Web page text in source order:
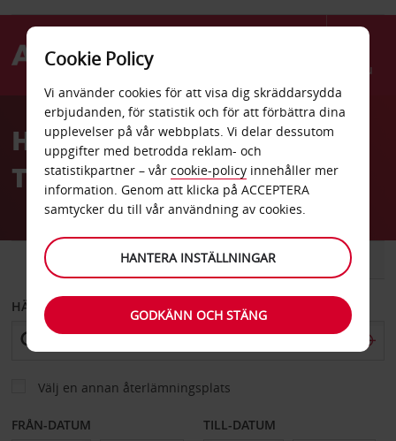
Menu
AvisHyrbil Australian Capital
Territory
SKÅPBIL
HÄMTA FRÅN
Välj en annan återlämningsplats
FRÅN-DATUM TILL-DATUM
Cookie Policy
Vi använder cookies för att visa dig skräddarsydda
erbjudanden, för statistik och för att förbättra dina
upplevelser på vår webbplats. Vi delar dessutom
uppgifter med betrodda reklam- och
statistikpartner – vår cookie-policy innehåller mer
information. Genom att klicka på ACCEPTERA
samtycker du till vår användning av cookies.
HANTERA INSTÄLLNINGAR
GODKÄNN OCH STÄNG